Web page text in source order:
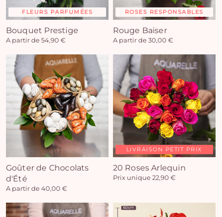
FLEURS PARFUMÉES
Bouquet Prestige
A partir de 54,90 €
ROSES RESPONSABLES
Rouge Baiser
A partir de 30,00 €
Goûter de Chocolats
d'Été
A partir de 40,00 €
LIVRAISON PETIT PRIX
20 Roses Arlequin
Prix unique 22,90 €